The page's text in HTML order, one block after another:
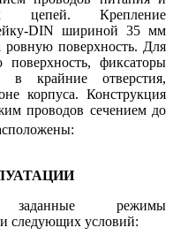
цепей. Крепление
DIN шириной 35 мм
поверхность. Для
фиксаторы
в крайние отверстия,
корпуса. Конструкция
проводов сечением до
заданные режимы
следующих условий: